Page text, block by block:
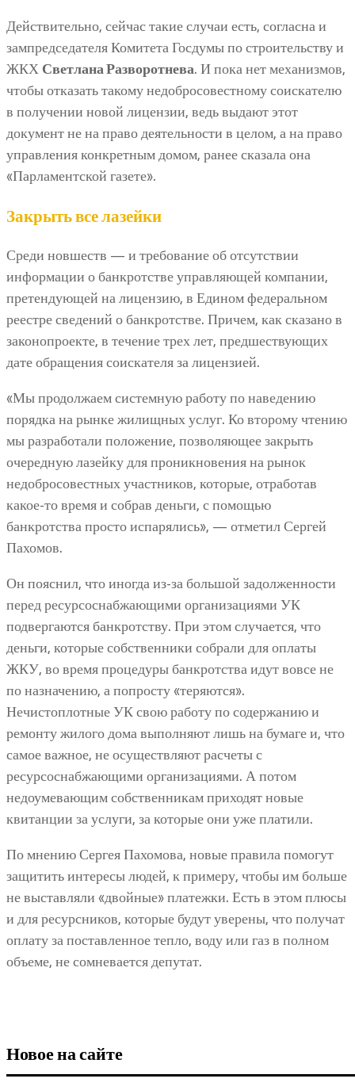
Действительно, сейчас такие случаи есть, согласна и
зампредседателя Комитета Госдумы по строительству и
ЖКХ Светлана Разворотнева. И пока нет механизмов,
чтобы отказать такому недобросовестному соискателю
в получении новой лицензии, ведь выдают этот
документ не на право деятельности в целом, а на право
управления конкретным домом, ранее сказала она
«Парламентской газете».
Закрыть все лазейки
Среди новшеств — и требование об отсутствии
информации о банкротстве управляющей компании,
претендующей на лицензию, в Едином федеральном
реестре сведений о банкротстве. Причем, как сказано в
законопроекте, в течение трех лет, предшествующих
дате обращения соискателя за лицензией.
«Мы продолжаем системную работу по наведению
порядка на рынке жилищных услуг. Ко второму чтению
мы разработали положение, позволяющее закрыть
очередную лазейку для проникновения на рынок
недобросовестных участников, которые, отработав
какое-то время и собрав деньги, с помощью
банкротства просто испарялись», — отметил Сергей
Пахомов.
Он пояснил, что иногда из-за большой задолженности
перед ресурсоснабжающими организациями УК
подвергаются банкротству. При этом случается, что
деньги, которые собственники собрали для оплаты
ЖКУ, во время процедуры банкротства идут вовсе не
по назначению, а попросту «теряются».
Нечистоплотные УК свою работу по содержанию и
ремонту жилого дома выполняют лишь на бумаге и, что
самое важное, не осуществляют расчеты с
ресурсоснабжающими организациями. А потом
недоумевающим собственникам приходят новые
квитанции за услуги, за которые они уже платили.
По мнению Сергея Пахомова, новые правила помогут
защитить интересы людей, к примеру, чтобы им больше
не выставляли «двойные» платежки. Есть в этом плюсы
и для ресурсников, которые будут уверены, что получат
оплату за поставленное тепло, воду или газ в полном
объеме, не сомневается депутат.
Новое на сайте